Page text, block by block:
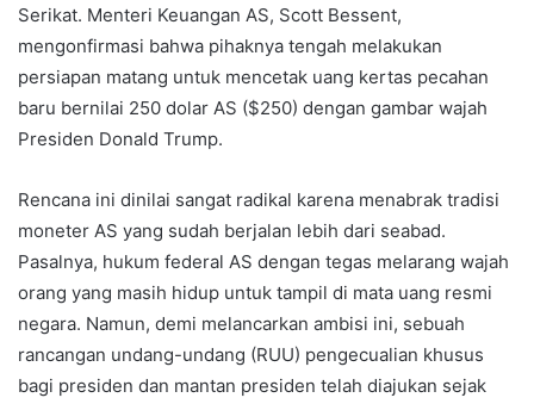
Serikat. Menteri Keuangan AS, Scott Bessent,
mengonfirmasi bahwa pihaknya tengah melakukan
persiapan matang untuk mencetak uang kertas pecahan
baru bernilai 250 dolar AS ($250) dengan gambar wajah
Presiden Donald Trump.
Rencana ini dinilai sangat radikal karena menabrak tradisi
moneter AS yang sudah berjalan lebih dari seabad.
Pasalnya, hukum federal AS dengan tegas melarang wajah
orang yang masih hidup untuk tampil di mata uang resmi
negara. Namun, demi melancarkan ambisi ini, sebuah
rancangan undang-undang (RUU) pengecualian khusus
bagi presiden dan mantan presiden telah diajukan sejak